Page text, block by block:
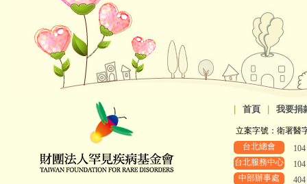
首頁 我要捐
立案字號：衛署醫
台北總會
台北服務中心
中部辦事處